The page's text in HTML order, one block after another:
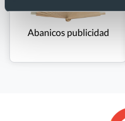
Abanicos publicidad